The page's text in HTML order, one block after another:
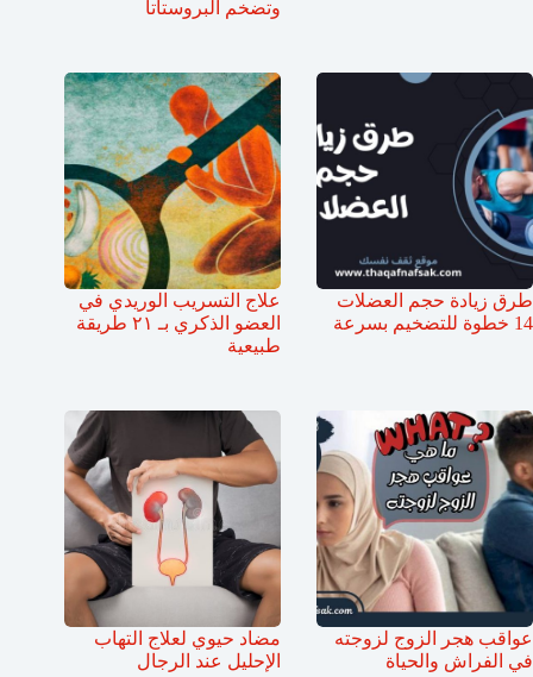
وتضخم البروستاتا
طرق زيادة حجم العضلات
14 خطوة للتضخيم بسرعة
علاج التسريب الوريدي في
العضو الذكري بـ ٢١ طريقة
طبيعية
عواقب هجر الزوج لزوجته
في الفراش والحياة
مضاد حيوي لعلاج التهاب
الإحليل عند الرجال